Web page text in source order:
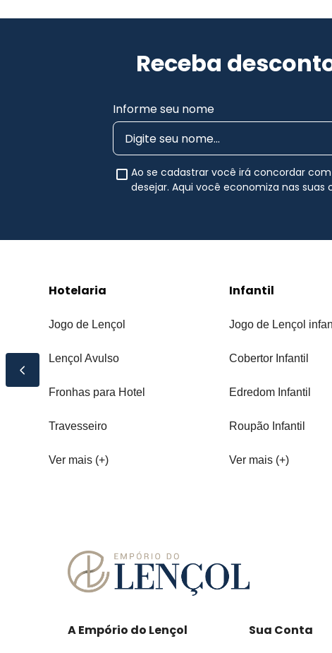
Receba
Informe seu nome
Ao se cadastrar você irá concordar
desejar. Aqui você economiza nas
Hotelaria
Jogo de Lençol
Lençol Avulso
Fronhas para Hotel
Travesseiro
Ver mais (+)
Infantil
Jogo de Lençol
Cobertor Infantil
Edredom Infantil
Roupão Infantil
Ver mais (+)
A Empório do Lençol
Sua Conta